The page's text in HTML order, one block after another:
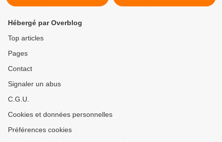
Hébergé par Overblog
Top articles
Pages
Contact
Signaler un abus
C.G.U.
Cookies et données personnelles
Préférences cookies